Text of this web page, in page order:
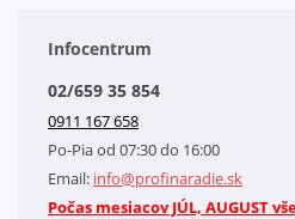
Obchodné podmienky
Kontakt
Letáky na stiahnutie
GDPR-Informácie o spracovaní
Cookies
Infocentrum
02/659 35 854
0911 167 658
Po-Pia od 07:30 do 16:00
Email: info@profinaradie.sk
Počas mesiacov JÚL, AUGUST